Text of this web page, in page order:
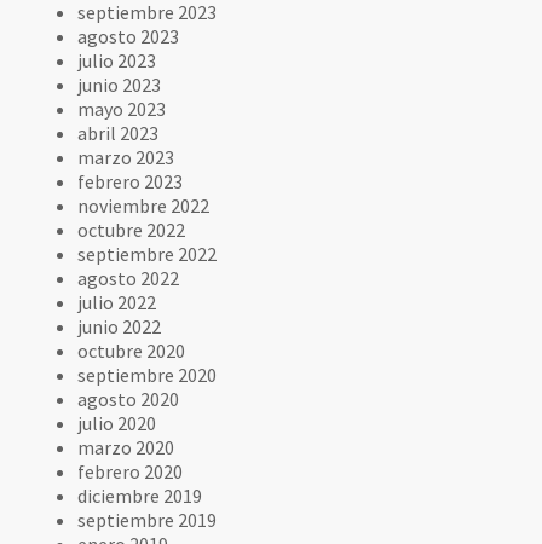
septiembre 2023
agosto 2023
julio 2023
junio 2023
mayo 2023
abril 2023
marzo 2023
febrero 2023
noviembre 2022
octubre 2022
septiembre 2022
agosto 2022
julio 2022
junio 2022
octubre 2020
septiembre 2020
agosto 2020
julio 2020
marzo 2020
febrero 2020
diciembre 2019
septiembre 2019